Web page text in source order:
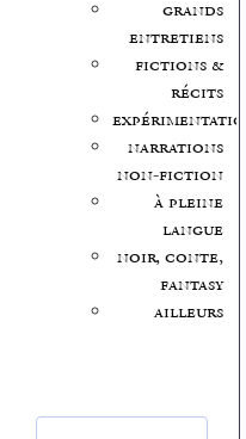
grands
entretiens
fictions &
récits
expérimentation
narrations
non-fiction
à pleine
langue
noir, conte,
fantasy
ailleurs